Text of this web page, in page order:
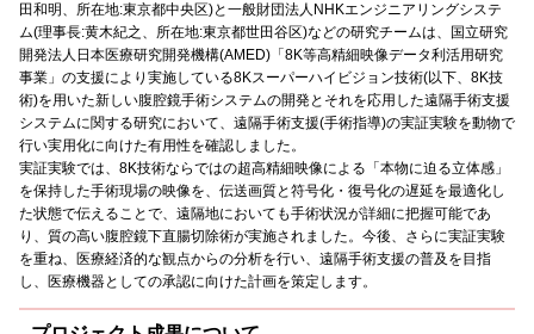
田和明、所在地:東京都中央区)と一般財団法人NHKエンジニアリングシステ
ム(理事長:黄木紀之、所在地:東京都世田谷区)などの研究チームは、国立研究
開発法人日本医療研究開発機構(AMED)「8K等高精細映像データ利活用研究
事業」の支援により実施している8Kスーパーハイビジョン技術(以下、8K技
術)を用いた新しい腹腔鏡手術システムの開発とそれを応用した遠隔手術支援
システムに関する研究において、遠隔手術支援(手術指導)の実証実験を動物で
行い実用化に向けた有用性を確認しました。
実証実験では、8K技術ならではの超高精細映像による「本物に迫る立体感」
を保持した手術現場の映像を、伝送画質と符号化・復号化の遅延を最適化し
た状態で伝えることで、遠隔地においても手術状況が詳細に把握可能であ
り、質の高い腹腔鏡下直腸切除術が実施されました。今後、さらに実証実験
を重ね、医療経済的な観点からの分析を行い、遠隔手術支援の普及を目指
し、医療機器としての承認に向けた計画を策定します。